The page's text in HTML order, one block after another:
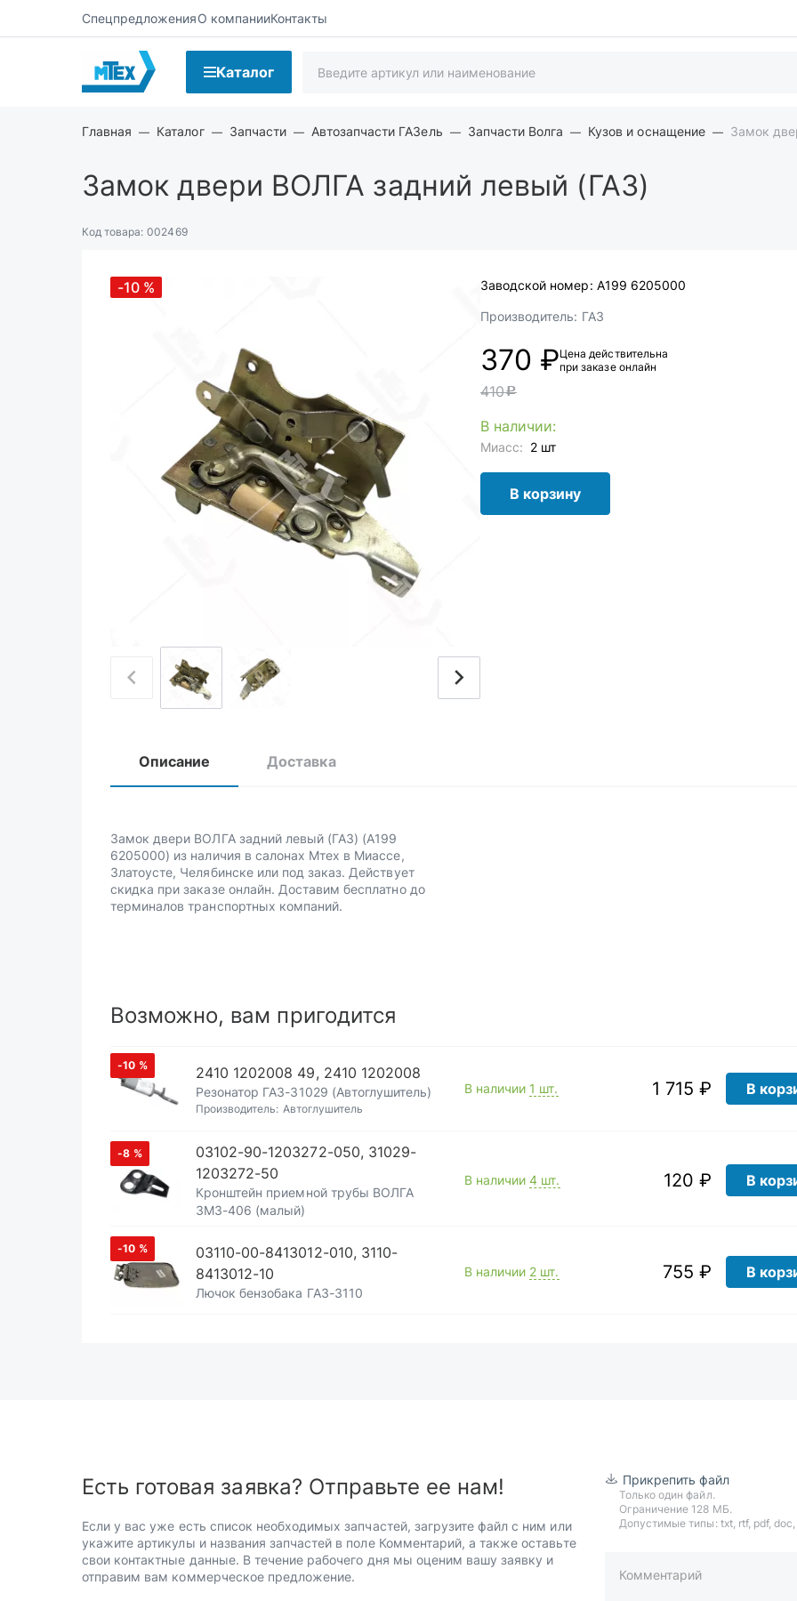
СпецпредложенияО компанииКонтакты
Каталог
Главная Каталог Запчасти Автозапчасти ГАЗель Запчасти Волга Кузов и оснащение Замок
Замок двери ВОЛГА задний левый (ГАЗ)
Код товара: 002469
-10 % Заводской номер: А199 6205000
Производитель: ГАЗ
370 ₽Цена действительна
при заказе онлайн
410c
В наличии:
Миасс: 2 шт
В корзину
Описание Доставка
Замок двери ВОЛГА задний левый (ГАЗ) (А199
6205000) из наличия в салонах Мтех в Миассе,
Златоусте, Челябинске или под заказ. Действует
скидка при заказе онлайн. Доставим бесплатно до
терминалов транспортных компаний.
Возможно, вам пригодится
-10 % 2410 1202008 49, 2410 1202008
Резонатор ГАЗ-31029 (Автоглушитель)
Производитель: Автоглушитель
В наличии 1 шт. 1 715 ₽ В
-8 %
03102-90-1203272-050, 31029-
1203272-50
Кронштейн приемной трубы ВОЛГА
ЗМЗ-406 (малый)
В наличии 4 шт. 120 ₽ В
-10 %
03110-00-8413012-010, 3110-
8413012-10
Лючок бензобака ГАЗ-3110
В наличии 2 шт. 755 ₽ В
Есть готовая заявка? Отправьте ее нам!
Если у вас уже есть список необходимых запчастей, загрузите файл с ним или
укажите артикулы и названия запчастей в поле Комментарий, а также оставьте
свои контактные данные. В течение рабочего дня мы оценим вашу заявку и
отправим вам коммерческое предложение.
Прикрепить файл
Только один файл.
Ограничение 128 МБ.
Допустимые типы: txt, rtf, pdf,
Комментарий
пример: 89511234567 или